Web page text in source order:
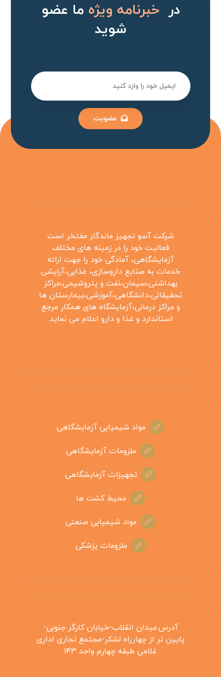
درخبرنامه ویژهما عضو
شوید
عضویت
شرکت آسو تجهیز ماندگار مفتخر است
فعالیت خود را در زمینه های مختلف
آزمایشگاهی، آمادگی خود را جهت ارائه
خدمات به صنایع داروسازی، غذایی،آرایشی
بهداشتی،سیمان،نفت و پتروشیمی،مراکز
تحقیقاتی،دانشگاهی،آموزشی،بیمارستان ها
و مراکز درمانی،آزمایشگاه های همکار مرجع
استاندارد و غذا و دارو اعلام می نماید.
مواد شیمیایی آزمایشگاهی
ملزومات آزمایشگاهی
تجهیزات آزمایشگاهی
محیط کشت ها
مواد شیمیایی صنعتی
ملزومات پزشکی
آدرس:میدان انقلاب-خیابان کارگر جنوبی-
پایین تر از چهارراه لشکر-مجتمع تجاری اداری
غلامی طبقه چهارم واحد ۱۴۳